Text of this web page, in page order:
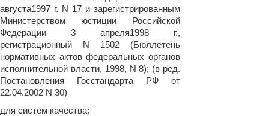
августа1997 г. N 17 и зарегистрированным
Министерством юстиции Российской
Федерации 3 апреля1998 г.,
регистрационный N 1502 (Бюллетень
нормативных актов федеральных органов
исполнительной власти, 1998, N 8); (в ред.
Постановления Госстандарта РФ от
22.04.2002 N 30)
для систем качества: